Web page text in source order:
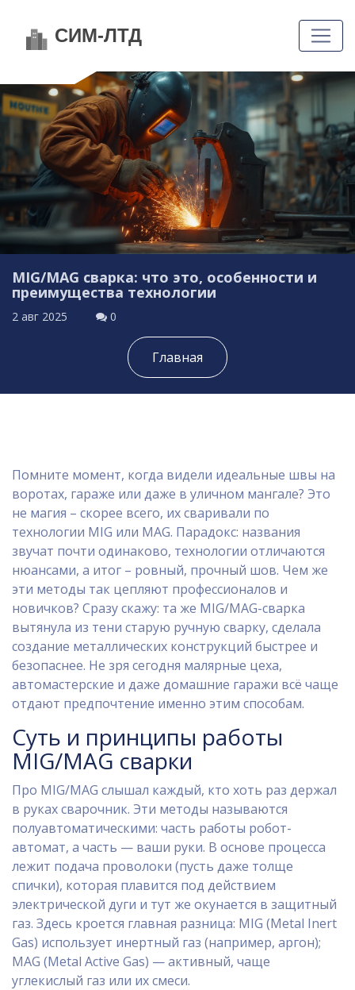
MIG/MAG сварка: что это, особенности и
преимущества технологии
2 авг 2025 0
Главная
Помните момент, когда видели идеальные швы на
воротах, гараже или даже в уличном мангале? Это
не магия – скорее всего, их сваривали по
технологии MIG или MAG. Парадокс: названия
звучат почти одинаково, технологии отличаются
нюансами, а итог – ровный, прочный шов. Чем же
эти методы так цепляют профессионалов и
новичков? Сразу скажу: та же MIG/MAG-сварка
вытянула из тени старую ручную сварку, сделала
создание металлических конструкций быстрее и
безопаснее. Не зря сегодня малярные цеха,
автомастерские и даже домашние гаражи всё чаще
отдают предпочтение именно этим способам.
Суть и принципы работы
MIG/MAG сварки
Про MIG/MAG слышал каждый, кто хоть раз держал
в руках сварочник. Эти методы называются
полуавтоматическими: часть работы робот-
автомат, а часть — ваши руки. В основе процесса
лежит подача проволоки (пусть даже толще
спички), которая плавится под действием
электрической дуги и тут же окунается в защитный
газ. Здесь кроется главная разница: MIG (Metal Inert
Gas) использует инертный газ (например, аргон);
MAG (Metal Active Gas) — активный, чаще
углекислый газ или их смеси.